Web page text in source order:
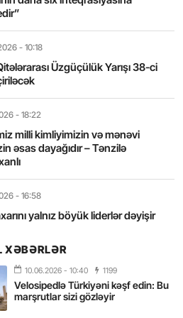
- 10:18
Üzgüçülük Yarışı 38-ci
- 18:22
milli kimliyimizin və mənəvi
əsas dayağıdır – Tənzilə
- 16:58
yalnız böyük liderlər dəyişir
- 16:43
Türkiyəyə 25 milyondan
gəlib – FOTOLAR
XƏBƏRLƏR
10.06.2026 - 10:40 1199
Velosipedlə Türkiyəni kəşf edin: Bu
marşrutlar sizi gözləyir